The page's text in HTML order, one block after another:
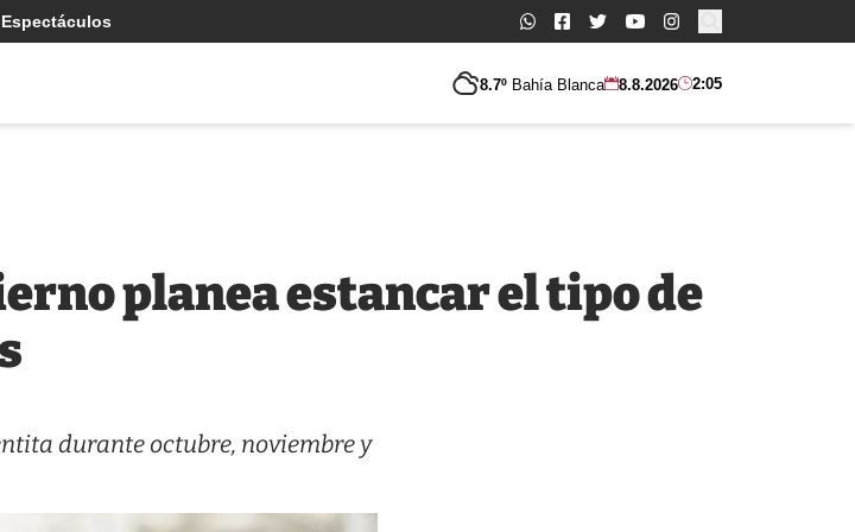
Espectáculos Buscar:
8.7º Bahía Blanca 8.8.2026 2:05
planea estancar el tipo de
durante octubre, noviembre y